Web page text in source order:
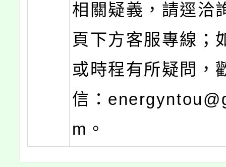
相關疑義，請逕洽
頁下方客服專線；
或時程有所疑問，
信：
m。